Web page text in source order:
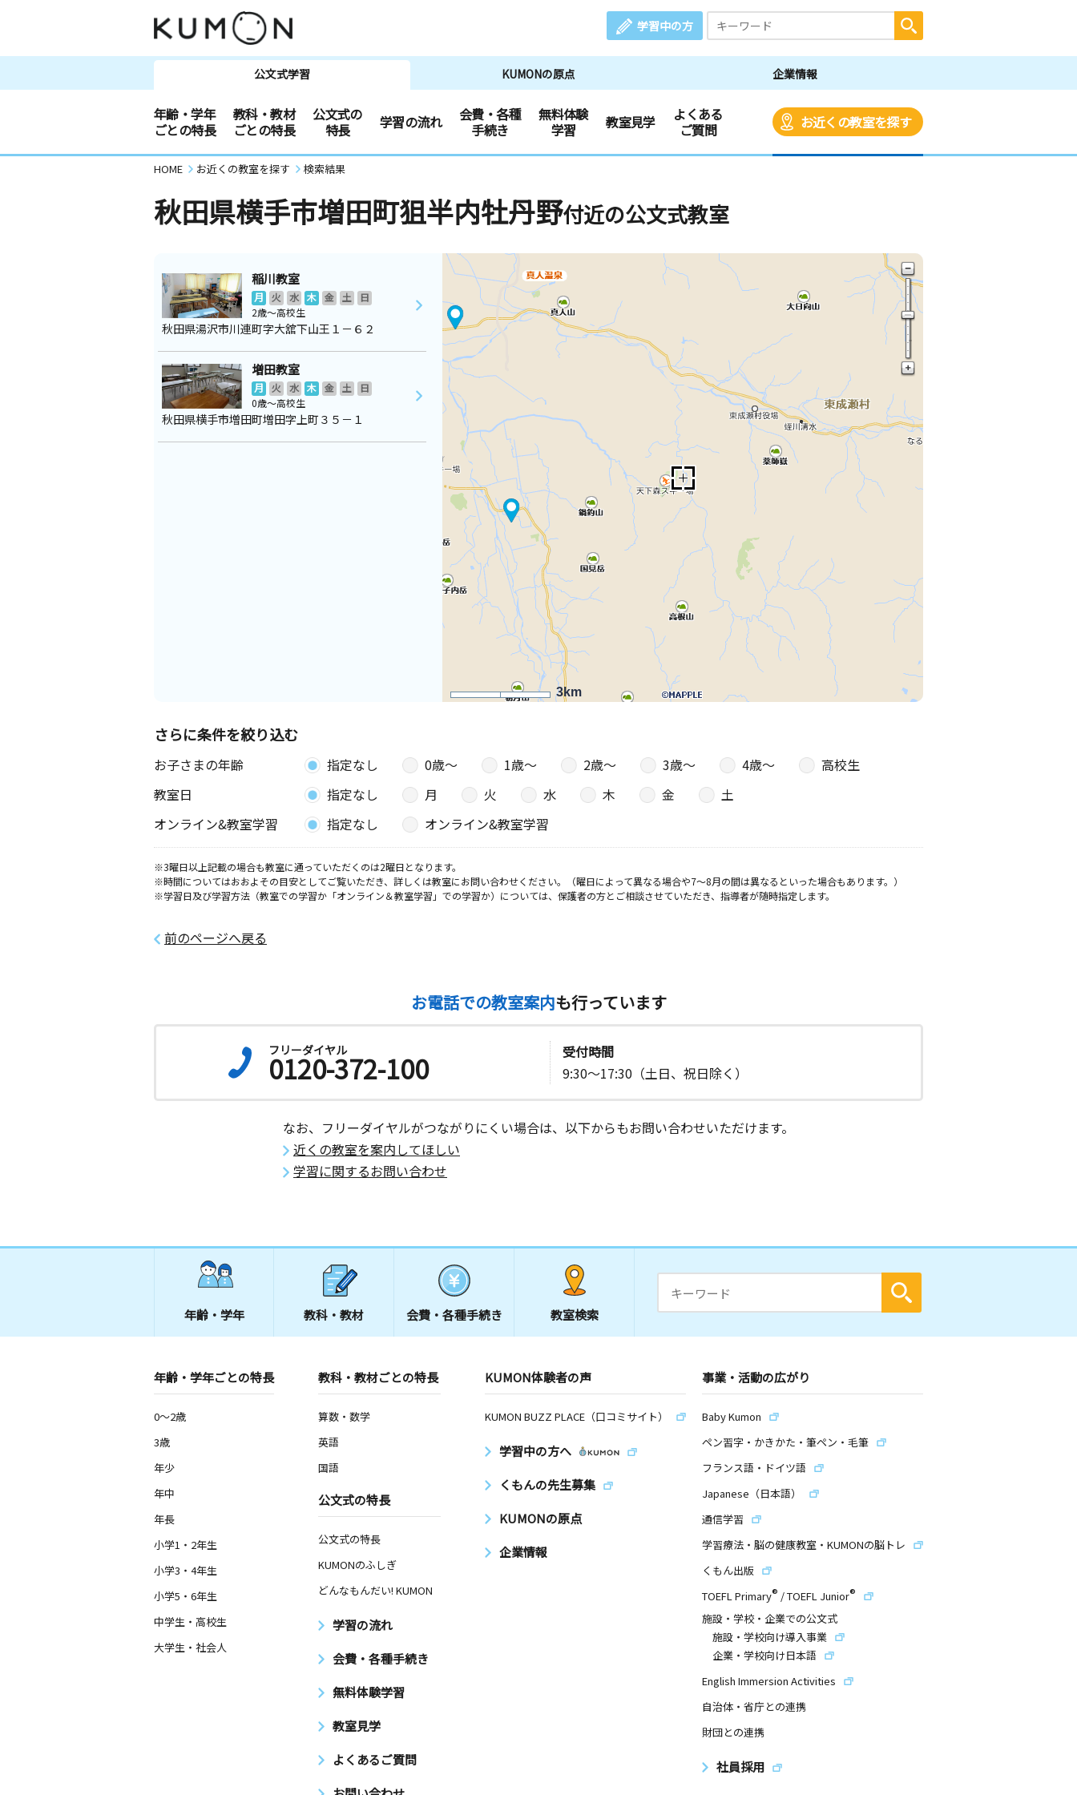
学習中の方
公文式学習 KUMONの原点 企業情報
年齢・学年
ごとの特長
教科・教材
ごとの特長
公文式の
特長
学習の流れ
会費・各種
手続き
無料体験
学習
教室見学
よくある
ご質問
お近くの教室を探す
HOME お近くの教室を探す 検索結果
秋田県横手市増田町狙半内牡丹野付近の公文式教室
3km
稲川教室
月 火 水 木 金 土
日
2歳～高校生
秋田県湯沢市川連町字大舘下山王１－６２
増田教室
月 火 水 木 金 土
日
0歳～高校生
秋田県横手市増田町増田字上町３５－１
さらに条件を絞り込む
お子さまの年齢 指定なし 0歳〜 1歳〜 2歳〜 3歳〜 4歳〜
高校生
教室日
指定なし 月 火 水 木 金
土
オンライン&教室学習
指定なし オンライン&教室学習
※3曜日以上記載の場合も教室に通っていただくのは2曜日となります。
※時間についてはおおよその目安としてご覧いただき、詳しくは教室にお問い合わせください。（曜日によって異なる場合や7～8月の間は異なるといった場合もあります。）
※学習日及び学習方法（教室での学習か「オンライン＆教室学習」での学習か）については、保護者の方とご相談させていただき、指導者が随時指定します。
前のページへ戻る
お電話での教室案内も行っています
フリーダイヤル
0120-372-100
受付時間
9:30～17:30（土日、祝日除く）
なお、フリーダイヤルがつながりにくい場合は、以下からもお問い合わせいただけます。
近くの教室を案内してほしい
学習に関するお問い合わせ
年齢・学年 教科・教材 会費・ 各種手続き 教室検索
年齢・学年ごとの特長
0～2歳
3歳
年少
年中
年長
小学1・2年生
小学3・4年生
小学5・6年生
中学生・高校生
大学生・社会人
教科・教材ごとの特長
算数・数学
英語
国語
公文式の特長
公文式の特長
KUMONのふしぎ
どんなもんだい! KUMON
学習の流れ
会費・各種手続き
無料体験学習
教室見学
よくあるご質問
KUMON体験者の声
KUMON BUZZ PLACE（口コミサイト）
学習中の方へ
くもんの先生募集
KUMONの原点
企業情報
事業・活動の広がり
Baby Kumon
ペン習字・かきかた・筆ペン・毛筆
フランス語・ドイツ語
Japanese（日本語）
通信学習
学習療法・脳の健康教室・KUMONの脳トレ
くもん出版
TOEFL Primary® /TOEFL Junior®
施設・学校・企業での公文式
施設・学校向け導入事業
企業・学校向け日本語
English Immersion Activities
自治体・省庁との連携
財団との連携
社員採用